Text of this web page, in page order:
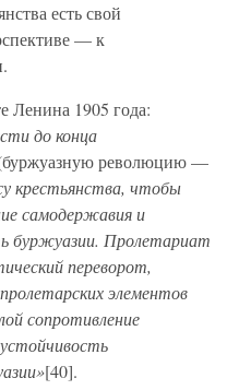
есть свой
— к
Ленина 1905 года:
до конца
революцию —
крестьянства, чтобы
самодержавия и
буржуазии. Пролетариат
переворот,
элементов
сопротивление
[40].